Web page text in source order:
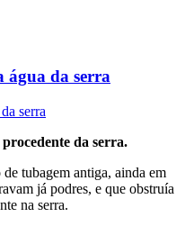
água da serra
da serra.
tubagem antiga, ainda em
já podres, e que obstruía
na serra.